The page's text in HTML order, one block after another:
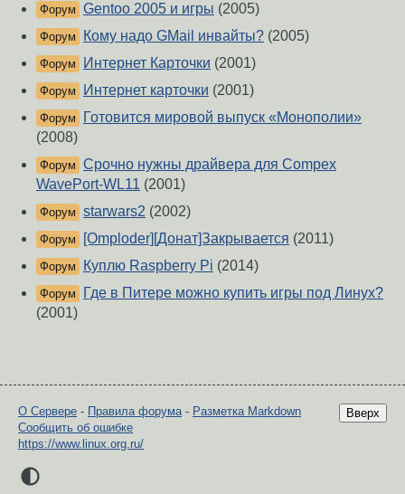
Форум Gentoo 2005 и игры (2005)
Форум Кому надо GMail инвайты? (2005)
Форум Интернет Карточки (2001)
Форум Интернет карточки (2001)
Форум
Готовится мировой выпуск «Монополии»
(2008)
Форум Срочно нужны драйвера для Compex
WavePort-WL11 (2001)
Форум starwars2 (2002)
Форум [Omploder][Донат]Закрывается (2011)
Форум Куплю Raspberry Pi (2014)
Форум
Где в Питере можно купить игры под Линух?
(2001)
Вверх
О Сервере - Правила форума- Разметка Markdown
Сообщить об ошибке
https://www.linux.org.ru/